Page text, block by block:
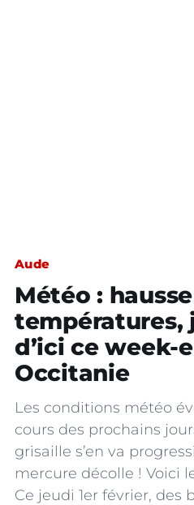
Aude
Météo :
températures,
d’ici ce week-
Occitanie
Les conditions météo
cours des prochains
grisaille s’en va
mercure décolle ! Voici
Ce jeudi 1er février, des